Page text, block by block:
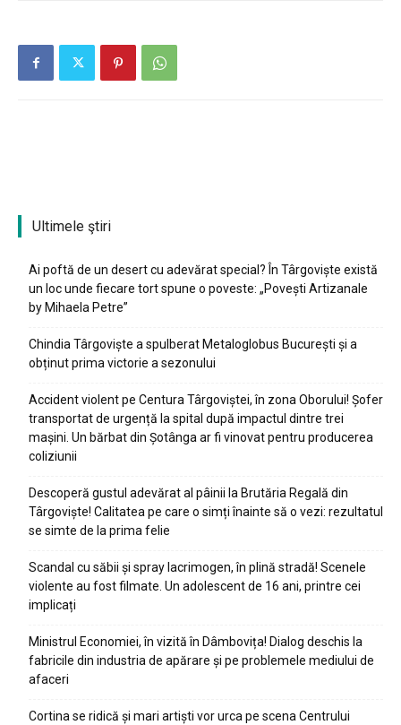
Ultimele ştiri
Ai poftă de un desert cu adevărat special? În Târgoviște există
un loc unde fiecare tort spune o poveste: „Povești Artizanale
by Mihaela Petre”
Chindia Târgoviște a spulberat Metaloglobus București și a
obținut prima victorie a sezonului
Accident violent pe Centura Târgoviștei, în zona Oborului! Șofer
transportat de urgență la spital după impactul dintre trei
mașini. Un bărbat din Șotânga ar fi vinovat pentru producerea
coliziunii
Descoperă gustul adevărat al pâinii la Brutăria Regală din
Târgoviște! Calitatea pe care o simți înainte să o vezi: rezultatul
se simte de la prima felie
Scandal cu săbii și spray lacrimogen, în plină stradă! Scenele
violente au fost filmate. Un adolescent de 16 ani, printre cei
implicați
Ministrul Economiei, în vizită în Dâmbovița! Dialog deschis la
fabricile din industria de apărare și pe problemele mediului de
afaceri
Cortina se ridică și mari artiști vor urca pe scena Centrului